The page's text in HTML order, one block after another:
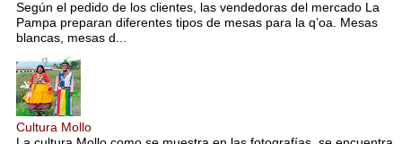
Según el pedido de los clientes, las vendedoras del mercado La
Pampa preparan diferentes tipos de mesas para la q’oa. Mesas
blancas, mesas d...
Cultura Mollo